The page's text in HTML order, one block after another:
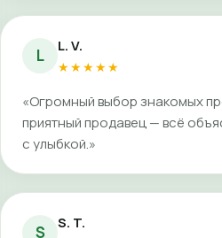
L L. V.
★★★★★
«Огромный выбор знакомых
приятный продавец — всё
с улыбкой.»
S S. T.